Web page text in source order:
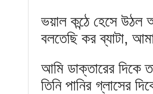
ভয়াল কন্ঠে হেসে উঠল
বলতেছি কর ব্যাটা,
আমি ডাক্তারের দিকে
তিনি পানির গ্লাসের